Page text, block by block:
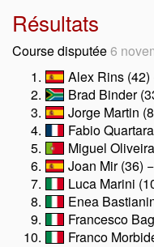
Résultats
Course disputée6
Alex Rins (42)
Brad Binder
Jorge Martin
Fabio
Miguel
Joan Mir (36)
Luca Marini
Enea
Francesco
Franco